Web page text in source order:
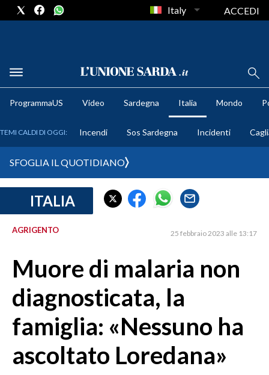
METEO
CRONACA SARDEGNA
MEDIO CAMPIDANO
ORISTANO E PROVINCIA
SASSARI E PROVINCIA
GALLURA
NUORO E PROVINCIA
OGLIASTRA
Italy ACCEDI
ProgrammaUS Video Sardegna Italia Mondo
TEMI CALDI DI OGGI: Incendi Sos Sardegna Incidenti
SFOGLIA IL QUOTIDIANO
ITALIA
AGRIGENTO 25 febbraio 2023 alle 13:17
Muore di malaria non
diagnosticata, la
famiglia: «Nessuno ha
ascoltato Loredana»